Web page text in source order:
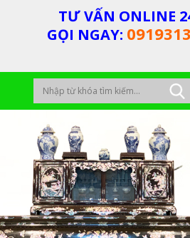
TƯ VẤN ONLINE
GỌI NGAY: